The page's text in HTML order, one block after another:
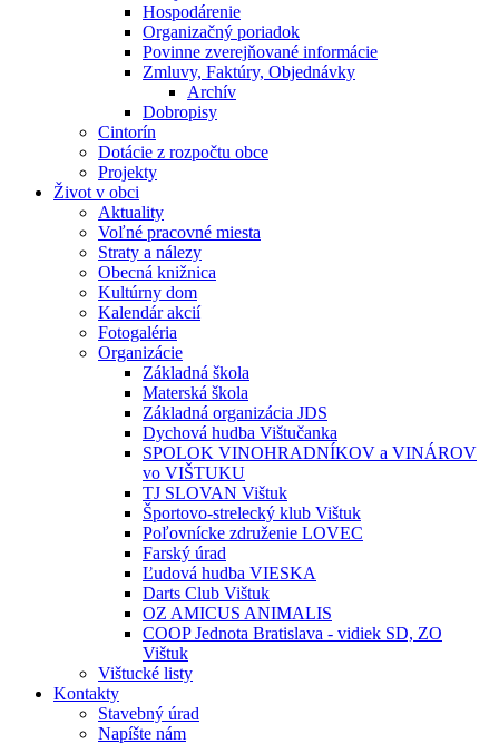
Hospodárenie
Organizačný poriadok
Povinne zverejňované informácie
Zmluvy, Faktúry, Objednávky
Archív
Dobropisy
Cintorín
Dotácie z rozpočtu obce
Projekty
Život v obci
Aktuality
Voľné pracovné miesta
Straty a nálezy
Obecná knižnica
Kultúrny dom
Kalendár akcií
Fotogaléria
Organizácie
Základná škola
Materská škola
Základná organizácia JDS
Dychová hudba Vištučanka
SPOLOK VINOHRADNÍKOV a VINÁROV
vo VIŠTUKU
TJ SLOVAN Vištuk
Športovo-strelecký klub Vištuk
Poľovnícke združenie LOVEC
Farský úrad
Ľudová hudba VIESKA
Darts Club Vištuk
OZ AMICUS ANIMALIS
COOP Jednota Bratislava - vidiek SD, ZO
Vištuk
Vištucké listy
Kontakty
Stavebný úrad
Napíšte nám